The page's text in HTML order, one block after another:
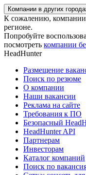
Компании в других
К сожалению,
регионе.
Попробуйте
посмотреть компании
HeadHunter
Размещение
Поиск по резюме
О компании
Наши вакансии
Реклама на сайте
Требования к ПО
Безопасный
HeadHunter API
Партнерам
Инвесторам
Каталог компаний
Поиск по